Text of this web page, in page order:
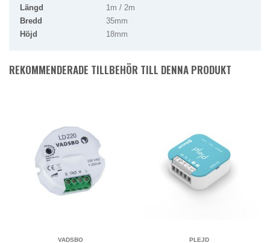
Längd
1m / 2m
Bredd
35mm
Höjd
18mm
REKOMMENDERADE TILLBEHÖR TILL DENNA PRODUKT
VADSBO PLEJD